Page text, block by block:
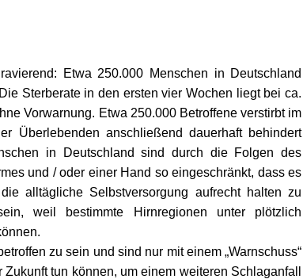
Etwa 250.000 Menschen in Deutschland
Sterberate in den ersten vier Wochen liegt bei ca.
Vorwarnung. Etwa 250.000 Betroffene verstirbt im
Überlebenden anschließend dauerhaft behindert
in Deutschland sind durch die Folgen des
und / oder einer Hand so eingeschränkt, dass es
alltägliche Selbstversorgung aufrecht halten zu
weil bestimmte Hirnregionen unter plötzlich
zu sein und sind nur mit einem „Warnschuss“
tun können, um einem weiteren Schlaganfall